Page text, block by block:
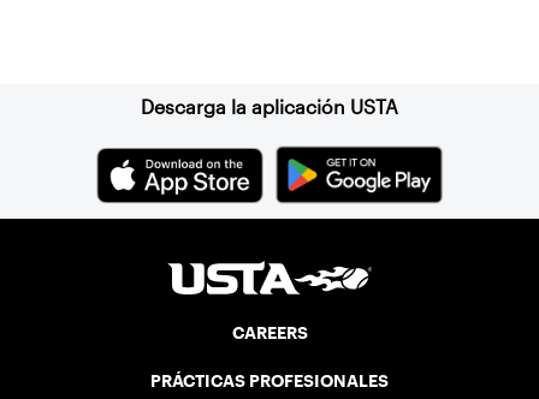
Descarga la aplicación USTA
CAREERS
PRÁCTICAS PROFESIONALES